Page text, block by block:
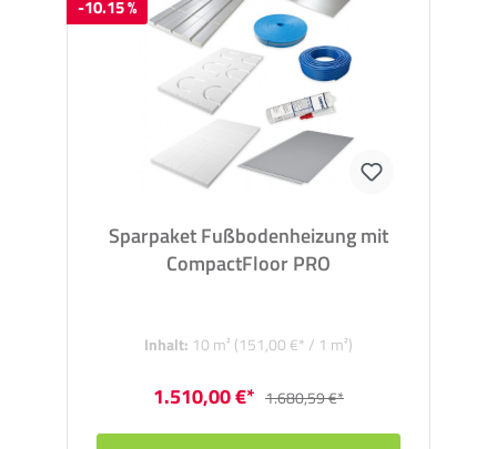
-10.15 %
Sparpaket Fußbodenheizung mit
CompactFloor PRO
Inhalt: 10 m² (151,00 €* / 1 m²)
1.510,00 €* 1.680,59 €*